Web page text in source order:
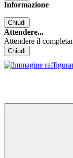
Informazione
Chiudi
Attendere...
Attendere il
Chiudi